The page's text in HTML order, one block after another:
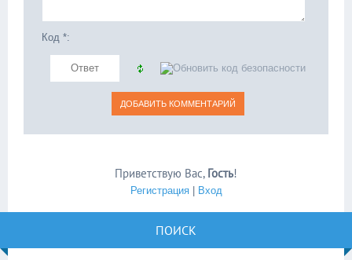
Код *:
Приветствую Вас, Гость!
Регистрация| Вход
ПОИСК